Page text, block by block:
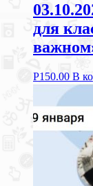
для
Р150.00 В